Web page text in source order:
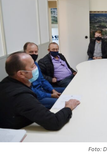
Foto: